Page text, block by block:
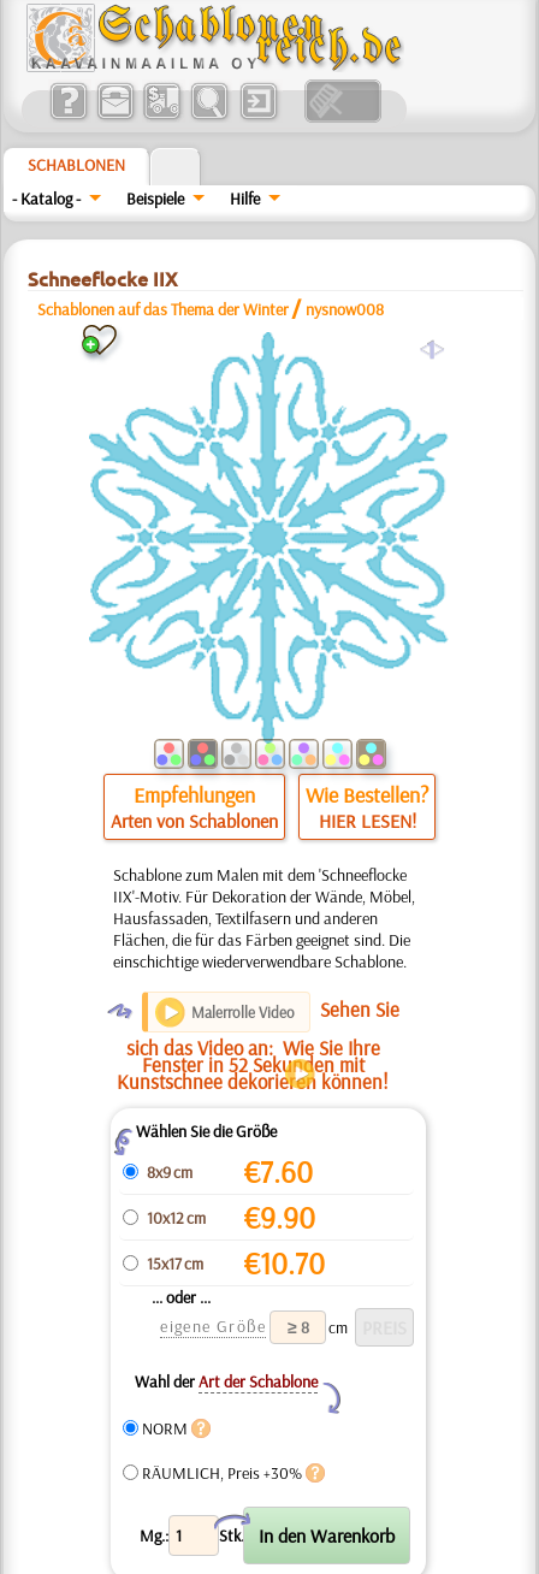
SCHABLONEN
- Katalog -
Beispiele Hilfe
Schneeflocke IIX
Schablonen auf das Thema der Winter / nysnow008
a
Empfehlungen
Arten von Schablonen
Wie Bestellen?
HIER LESEN!
Schablone zum Malen mit dem 'Schneeflocke
IIX'-Motiv. Für Dekoration der Wände, Möbel,
Hausfassaden, Textilfasern und anderen
Flächen, die für das Färben geeignet sind. Die
einschichtige wiederverwendbare Schablone.
O Malerrolle Video
Sehen Sie
sich das Video an: Wie Sie Ihre
Fenster in 52 Sekunden mit
Kunstschnee dekorieren können!
ZWählen Sie die Größe
8x9 cm
€7.60
10x12 cm €9.90
15x17 cm €10.70
... oder ...
eigene Größe
cm
Wahl derArt der Schablone
Y
NORM
RÄUMLICH, Preis +30%
Mg.: Stk.
X